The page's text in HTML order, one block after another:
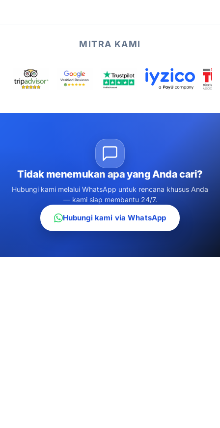
MITRA KAMI
Tidak menemukan apa yang Anda cari?
Hubungi kami melalui WhatsApp untuk rencana khusus Anda
— kami siap membantu 24/7.
Hubungi kami via WhatsApp